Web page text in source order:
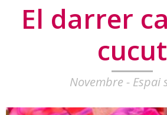
El darrer
cucut
Novembre - Espai